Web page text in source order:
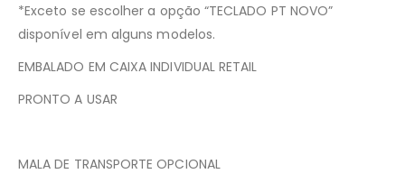
*Exceto se escolher a opção “TECLADO PT NOVO”
disponível em alguns modelos.
EMBALADO EM CAIXA INDIVIDUAL RETAIL
PRONTO A USAR
MALA DE TRANSPORTE OPCIONAL